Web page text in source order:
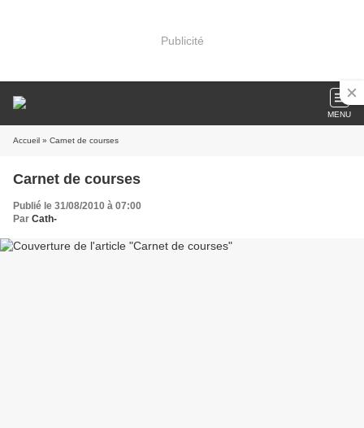
Publicité
MENU
Accueil » Carnet de courses
Carnet de courses
Publié le 31/08/2010 à 07:00
Par Cath-